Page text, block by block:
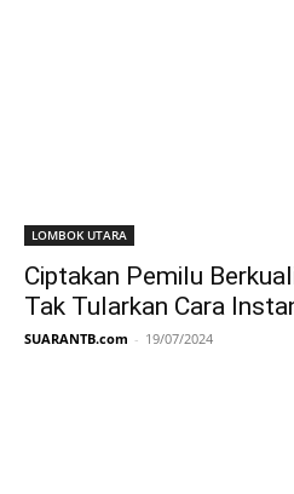
LOMBOK UTARA
Ciptakan Pemilu
Tak Tularkan Cara
SUARANTB.com - 19/07/2024